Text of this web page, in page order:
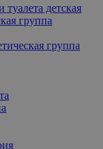
детская
группа
группа